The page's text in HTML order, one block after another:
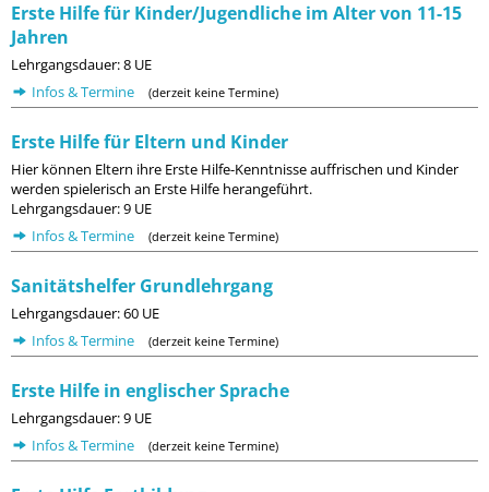
Erste Hilfe für Kinder/Jugendliche im Alter von 11-15
Jahren
Lehrgangsdauer: 8 UE
Infos & Termine
(derzeit keine Termine)
Erste Hilfe für Eltern und Kinder
Hier können Eltern ihre Erste Hilfe-Kenntnisse auffrischen und Kinder
werden spielerisch an Erste Hilfe herangeführt.
Lehrgangsdauer: 9 UE
Infos & Termine
(derzeit keine Termine)
Sanitätshelfer Grundlehrgang
Lehrgangsdauer: 60 UE
Infos & Termine
(derzeit keine Termine)
Erste Hilfe in englischer Sprache
Lehrgangsdauer: 9 UE
Infos & Termine
(derzeit keine Termine)